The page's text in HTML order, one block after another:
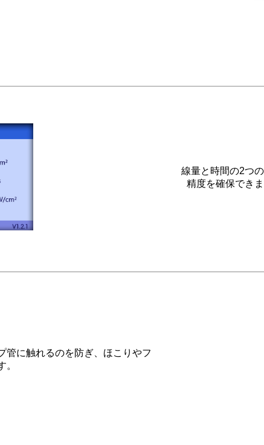
線量と時間の2つ
精度を確保でき
管に触れるのを防ぎ、ほこりやフ
。